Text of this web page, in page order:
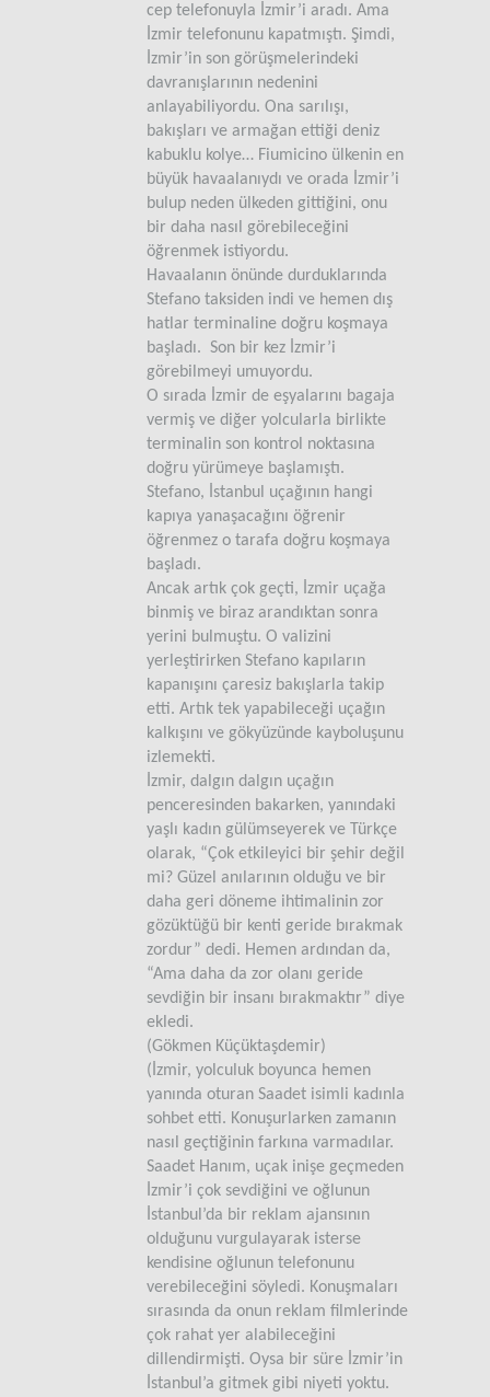
cep telefonuyla İzmir’i aradı. Ama
İzmir telefonunu kapatmıştı. Şimdi,
İzmir’in son görüşmelerindeki
davranışlarının nedenini
anlayabiliyordu. Ona sarılışı,
bakışları ve armağan ettiği deniz
kabuklu kolye… Fiumicino ülkenin en
büyük havaalanıydı ve orada İzmir’i
bulup neden ülkeden gittiğini, onu
bir daha nasıl görebileceğini
öğrenmek istiyordu.
Havaalanın önünde durduklarında
Stefano taksiden indi ve hemen dış
hatlar terminaline doğru koşmaya
başladı. Son bir kez İzmir’i
görebilmeyi umuyordu.
O sırada İzmir de eşyalarını bagaja
vermiş ve diğer yolcularla birlikte
terminalin son kontrol noktasına
doğru yürümeye başlamıştı.
Stefano, İstanbul uçağının hangi
kapıya yanaşacağını öğrenir
öğrenmez o tarafa doğru koşmaya
başladı.
Ancak artık çok geçti, İzmir uçağa
binmiş ve biraz arandıktan sonra
yerini bulmuştu. O valizini
yerleştirirken Stefano kapıların
kapanışını çaresiz bakışlarla takip
etti. Artık tek yapabileceği uçağın
kalkışını ve gökyüzünde kayboluşunu
izlemekti.
İzmir, dalgın dalgın uçağın
penceresinden bakarken, yanındaki
yaşlı kadın gülümseyerek ve Türkçe
olarak, “Çok etkileyici bir şehir değil
mi? Güzel anılarının olduğu ve bir
daha geri döneme ihtimalinin zor
gözüktüğü bir kenti geride bırakmak
zordur” dedi. Hemen ardından da,
“Ama daha da zor olanı geride
sevdiğin bir insanı bırakmaktır” diye
ekledi.
(Gökmen Küçüktaşdemir)
(İzmir, yolculuk boyunca hemen
yanında oturan Saadet isimli kadınla
sohbet etti. Konuşurlarken zamanın
nasıl geçtiğinin farkına varmadılar.
Saadet Hanım, uçak inişe geçmeden
İzmir’i çok sevdiğini ve oğlunun
İstanbul’da bir reklam ajansının
olduğunu vurgulayarak isterse
kendisine oğlunun telefonunu
verebileceğini söyledi. Konuşmaları
sırasında da onun reklam filmlerinde
çok rahat yer alabileceğini
dillendirmişti. Oysa bir süre İzmir’in
İstanbul’a gitmek gibi niyeti yoktu.